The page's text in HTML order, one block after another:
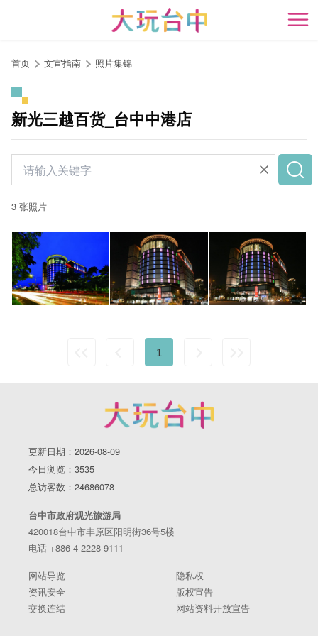
开
首页 文宣指南 照片集锦
新光三越百货_台中中港店
3 张照片
1
更新日期：2026-08-09
今日浏览：3535
总访客数：24686078
台中市政府观光旅游局
420018台中市丰原区阳明街36号5楼
电话 +886-4-2228-9111
网站导览
隐私权
资讯安全
版权宣告
交换连结
网站资料开放宣告